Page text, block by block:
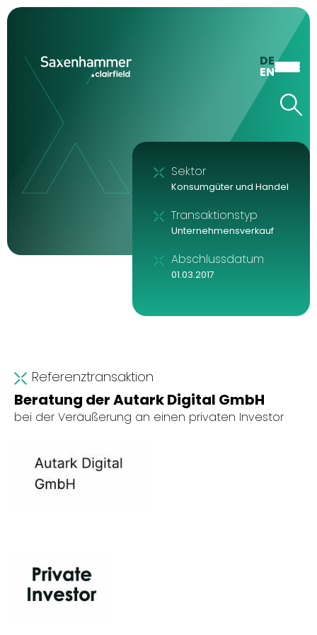
DE
EN
Referenztransaktion
Beratung der Autark Digital GmbH
bei der Veräußerung an einen privaten Investor
Sektor
Konsumgüter und Handel
Transaktionstyp
Unternehmensverkauf
Abschlussdatum
01.03.2017